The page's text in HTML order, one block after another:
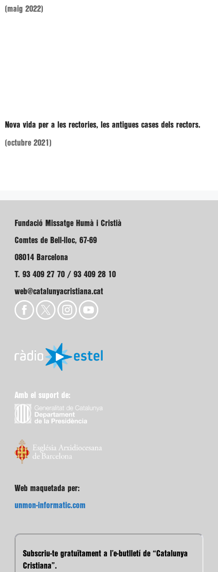
(maig 2022)
Nova vida per a les rectories, les antigues cases dels rectors.
(octubre 2021)
Fundació Missatge Humà i Cristià
Comtes de Bell-lloc, 67-69
08014 Barcelona
T. 93 409 27 70 / 93 409 28 10
web@catalunyacristiana.cat
Amb el suport de:
Web maquetada per:
unmon-informatic.com
Subscriu-te gratuïtament a l’e-butlletí de “Catalunya
Cristiana”.